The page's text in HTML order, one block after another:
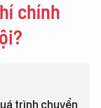
chính
trình chuyển